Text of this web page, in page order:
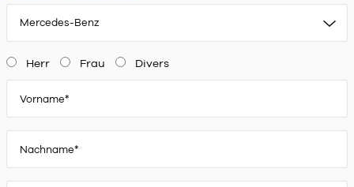
Mercedes-Benz
Herr Frau Divers